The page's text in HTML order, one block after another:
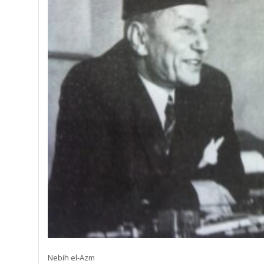
Nebih el-Azm